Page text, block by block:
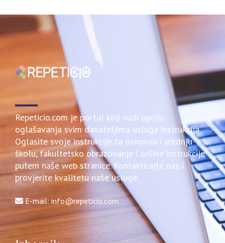
Repeticio.com je portal koji nudi opciju
oglašavanja svim davateljima usluga instrukcija.
Oglasite svoje instrukcije za osnovnu i srednju
školu, fakultetsko obrazovanje i online instrukcije
putem naše web stranice. Kontaktirajte nas i
provjerite kvalitetu naše usluge.
E-mail: info@repeticio.com